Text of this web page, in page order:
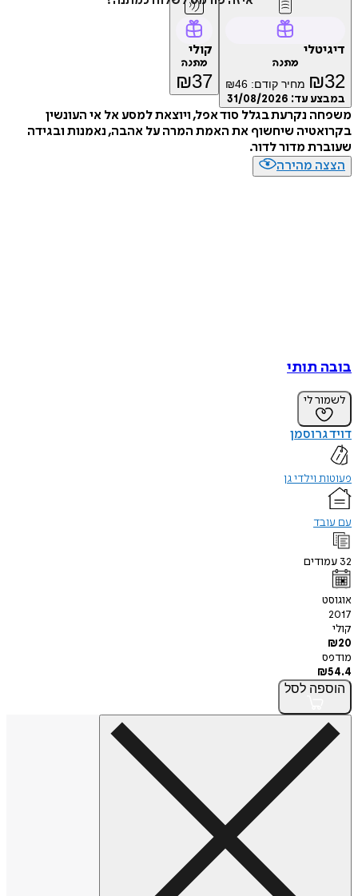
דיגיטלי
מתנה
₪32 מחיר קודם: ₪46
במבצע עד: 31/08/2026
קולי
מתנה
₪37
משפחה נקרעת בגלל סוד אפל, ויוצאת למסע אל אי העונשין
בקרואטיה שיחשוף את האמת המרה על אהבה, נאמנות ובגידה
שעוברת מדור לדור.
הצצה מהירה
בובה תותי
לשמור לי
דויד גרוסמן
פעוטות וילדי גן
עם עובד
32 עמודים
אוגוסט
2017
קולי
₪20
מודפס
₪54.4
הוספה לסל